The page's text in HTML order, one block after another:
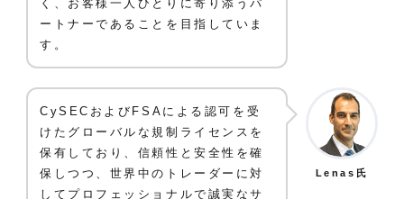
く、お客様一人ひとりに寄り添うパ
ートナーであることを目指していま
す。
CySECおよびFSAによる認可を受
けたグローバルな規制ライセンスを
保有しており、信頼性と安全性を確
保しつつ、世界中のトレーダーに対
してプロフェッショナルで誠実なサ
Lenas氏